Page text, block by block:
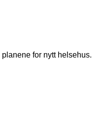
for nytt helsehus.